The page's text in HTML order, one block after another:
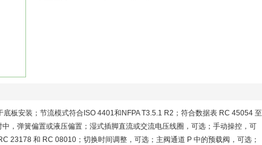
底板安装；节流模式符合ISO 4401和NFPA T3.5.1 R2；符合数据表 RC 45054 至
，弹簧偏置或液压偏置；湿式插脚直流或交流电压线圈，可选；手动操控，可
23178 和 RC 08010；切换时间调整，可选；主阀通道 P 中的预载阀，可选；